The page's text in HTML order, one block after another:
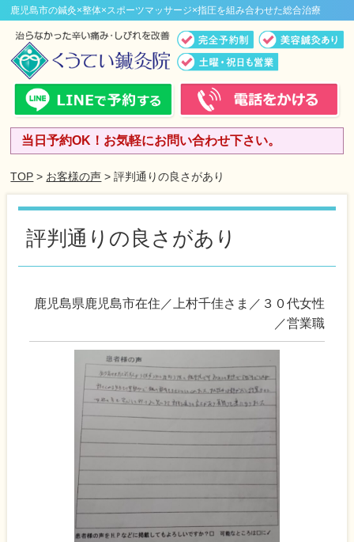
鹿児島市の鍼灸×整体×スポーツマッサージ×指圧を組み合わせた総合治療
当日予約OK！お気軽にお問い合わせ下さい。
TOP > お客様の声 > 評判通りの良さがあり
評判通りの良さがあり
鹿児島県鹿児島市在住／上村千佳さま／３０代女性
／営業職